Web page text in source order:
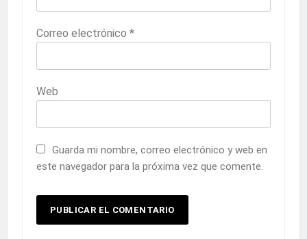
Correo electrónico *
Web
Guarda mi nombre, correo electrónico y web en
este navegador para la próxima vez que comente.